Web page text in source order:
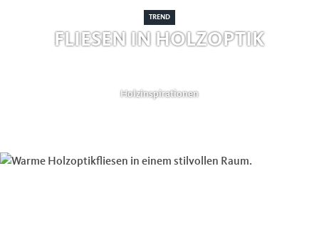
TREND
FLIESEN IN HOLZOPTIK
Holzinspirationen